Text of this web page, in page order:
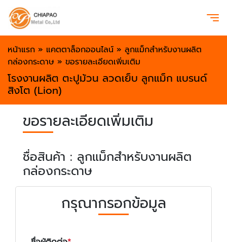
หน้าแรก » แคตตาล็อกออนไลน์ » ลูกแม็กสำหรับงานผลิต
กล่องกระดาษ » ขอรายละเอียดเพิ่มเติม
โรงงานผลิต ตะปูม้วน ลวดเย็บ ลูกแม็ก แบรนด์
สิงโต (Lion)
ขอรายละเอียดเพิ่มเติม
ชื่อสินค้า : ลูกแม็กสำหรับงานผลิต
กล่องกระดาษ
กรุณากรอกข้อมูล